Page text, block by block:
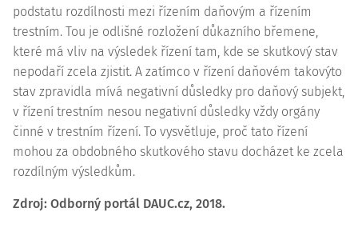
podstatu rozdílnosti mezi řízením daňovým a řízením
trestním. Tou je odlišné rozložení důkazního břemene,
které má vliv na výsledek řízení tam, kde se skutkový stav
nepodaří zcela zjistit. A zatímco v řízení daňovém takovýto
stav zpravidla mívá negativní důsledky pro daňový subjekt,
v řízení trestním nesou negativní důsledky vždy orgány
činné v trestním řízení. To vysvětluje, proč tato řízení
mohou za obdobného skutkového stavu docházet ke zcela
rozdílným výsledkům.
Zdroj: Odborný portál DAUC.cz, 2018.